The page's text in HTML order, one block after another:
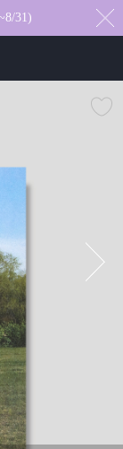
31)